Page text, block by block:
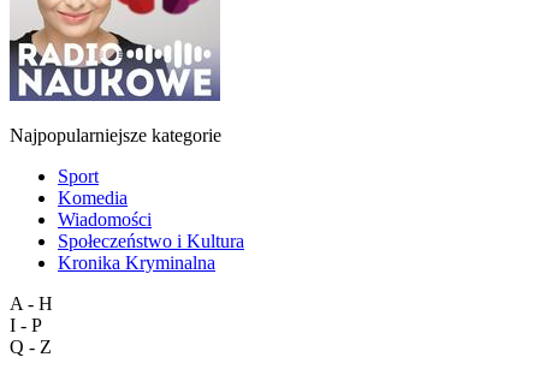
Najpopularniejsze kategorie
Sport
Komedia
Wiadomości
Społeczeństwo i Kultura
Kronika Kryminalna
A - H
I - P
Q - Z